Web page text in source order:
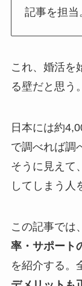
記事を担当
これ、婚活を
る壁だと思う。
日本には約
で調べれば調
そうに見えて
してしまう人
この記事では
率・サポート
を紹介する。